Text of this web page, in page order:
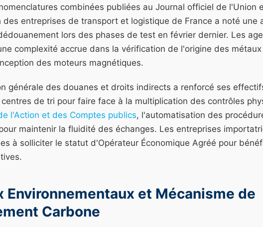
combinées publiées au Journal officiel de l'Union
des entreprises de transport et logistique de France a noté une
lors des phases de test en février dernier. Les
complexité accrue dans la vérification de l'origine des
des moteurs magnétiques.
générale des douanes et droits indirects a renforcé ses
de tri pour faire face à la multiplication des contrôles
l'Action et des Comptes publics, l'automatisation des
maintenir la fluidité des échanges. Les entreprises
à solliciter le statut d'Opérateur Économique Agréé pour
Environnementaux et Mécanisme de
Carbone